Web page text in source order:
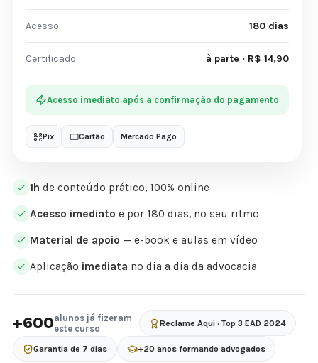
1h de conteúdo prático, 100% online
Acesso imediato e por 180 dias, no seu ritmo
Material de apoio — e-book e aulas em vídeo
Aplicação imediata no dia a dia da advocacia
+600alunos já fizeram
este curso
Reclame Aqui · Top 3 EAD 2024
Garantia de 7 dias +20 anos formando advogados
Acesso 180 dias
Certificado à parte · R$ 14,90
Acesso imediato após a confirmação do pagamento
Pix Cartão Mercado Pago